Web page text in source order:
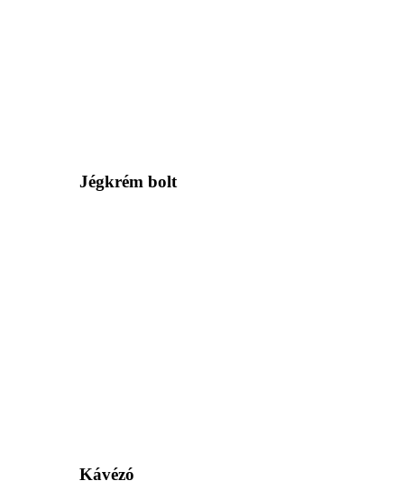
Jégkrém bolt
Kávézó